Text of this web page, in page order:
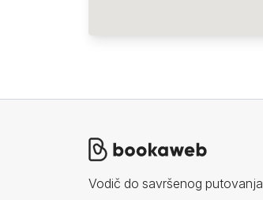
Vodič do savršenog putovanja